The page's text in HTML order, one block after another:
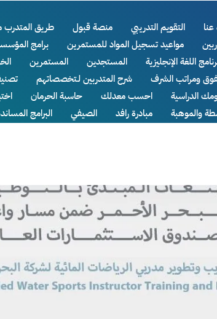
التقويم التدريبي منصة قبول طريق المتدرب
مواعيد تسجيل المواد للمستمرين برامج
اللغة الإنجليزية المستجدين المستمرين
ومراتب الشرف شرح المتدربين لـتخصصاتهم
الدراسية احسب معدلك حاسبة الحرمان
والموهبة مبادرة رافد الصيفي البرامج